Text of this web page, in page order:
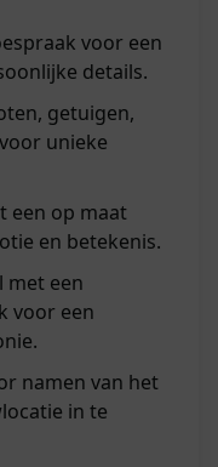
voor een
details.
getuigen,
unieke
een op maat
en betekenis.
met een
voor een
namen van het
in te